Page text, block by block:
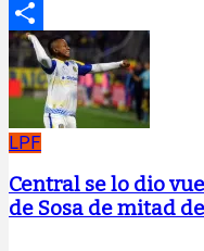
Print
Compartir
LPF
Central se lo dio
de Sosa de mitad